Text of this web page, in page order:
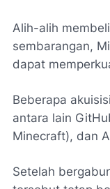
Alih-alih
sembarangan,
dapat
Beberapa
antara lain
Minecraft), dan
Setelah